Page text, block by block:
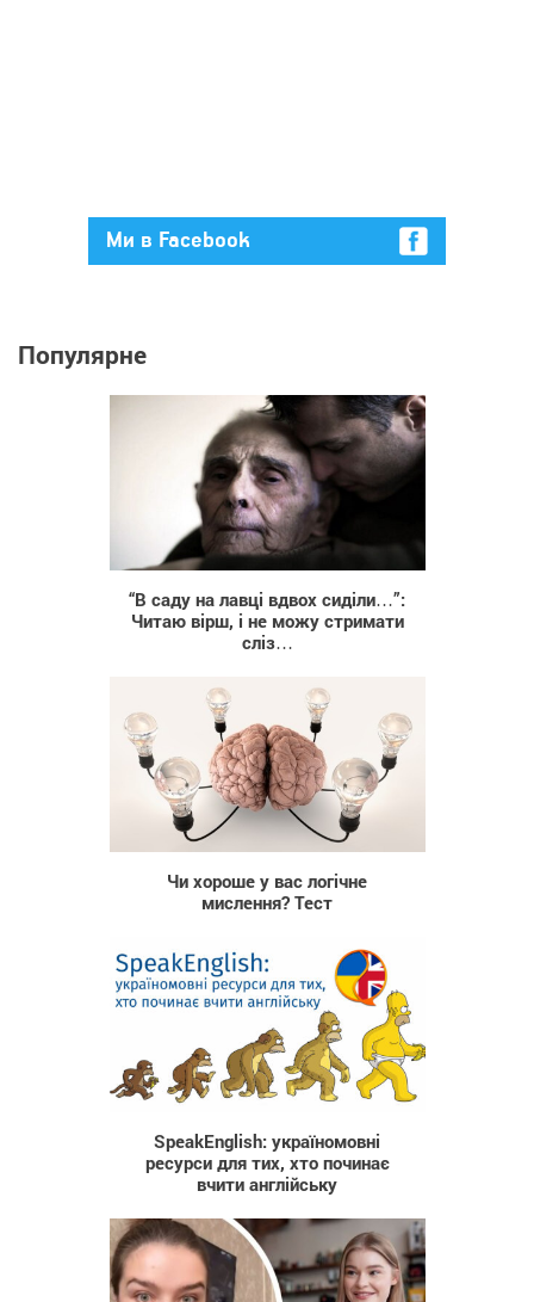
Ми в Facebook
Популярне
61 879
“В саду на лавці вдвох сиділи…”:
Читаю вірш, і не можу стримати
сліз…
31 004
Чи хороше у вас логічне
мислення? Тест
978
SpeakEnglish: україномовні
ресурси для тих, хто починає
вчити англійську